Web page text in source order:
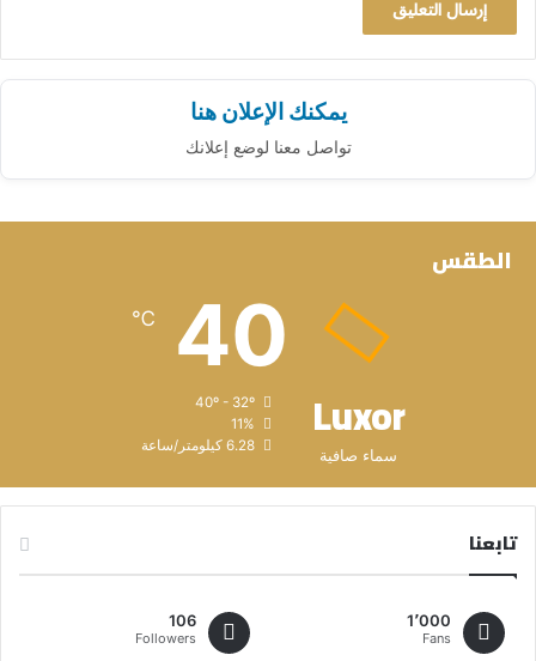
يمكنك الإعلان هنا
تواصل معنا لوضع إعلانك
الطقس
Luxor
سماء صافية
40
℃
40º - 32º
11%
6.28 كيلومتر/ساعة
تابعنا
1٬000
Fans
106
Followers